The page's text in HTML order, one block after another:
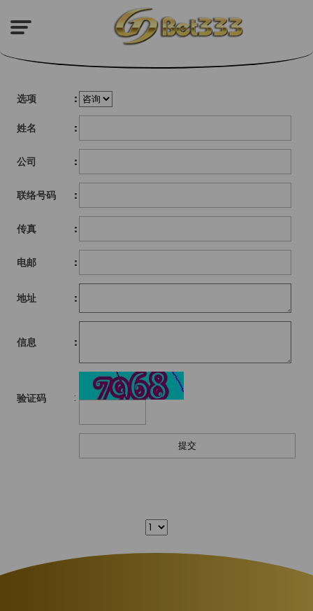
选项 :
姓名 :
公司 :
联络号码 :
传真 :
电邮 :
地址 :
信息 :
验证码 :